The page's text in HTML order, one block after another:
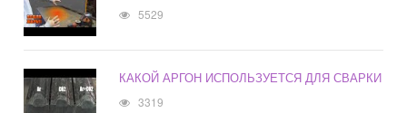
5529
КАКОЙ АРГОН ИСПОЛЬЗУЕТСЯ ДЛЯ СВАРКИ
3319